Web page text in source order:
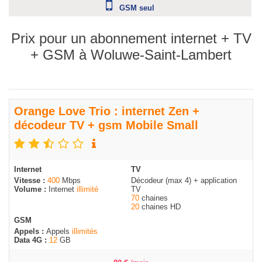
GSM seul
Prix pour un abonnement internet + TV
+ GSM à Woluwe-Saint-Lambert
Orange Love Trio : internet Zen +
décodeur TV + gsm Mobile Small
Internet
Vitesse : 400 Mbps
Volume :
Internet illimité
TV
Décodeur (max 4) + application
TV
70 chaines
20 chaines HD
GSM
Appels : Appels illimités
Data 4G : 12 GB